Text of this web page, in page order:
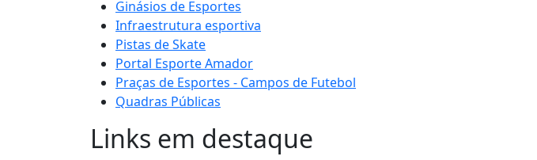
Ginásios de Esportes
Infraestrutura esportiva
Pistas de Skate
Portal Esporte Amador
Praças de Esportes - Campos de Futebol
Quadras Públicas
Links em destaque